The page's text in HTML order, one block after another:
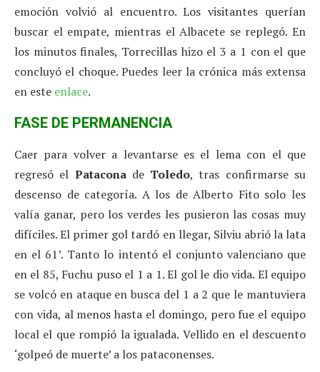
emoción volvió al encuentro. Los visitantes querían
buscar el empate, mientras el Albacete se replegó. En
los minutos finales, Torrecillas hizo el 3 a 1 con el que
concluyó el choque. Puedes leer la crónica más extensa
en este enlace.
FASE DE PERMANENCIA
Caer para volver a levantarse es el lema con el que
regresó el Pataconade Toledo, tras confirmarse su
descenso de categoría. A los de Alberto Fito solo les
valía ganar, pero los verdes les pusieron las cosas muy
difíciles. El primer gol tardó en llegar, Silviu abrió la lata
en el 61’. Tanto lo intentó el conjunto valenciano que
en el 85, Fuchu puso el 1 a 1. El gol le dio vida. El equipo
se volcó en ataque en busca del 1 a 2 que le mantuviera
con vida, al menos hasta el domingo, pero fue el equipo
local el que rompió la igualada. Vellido en el descuento
‘golpeó de muerte’ a los pataconenses.